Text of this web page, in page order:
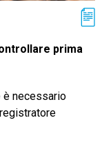
prima
è necessario